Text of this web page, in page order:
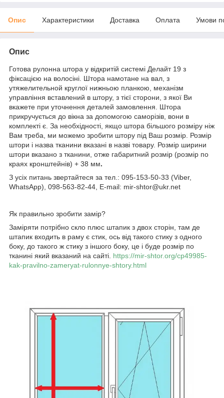
Опис Характеристики Доставка Оплата Умови
Опис
Готова рулонна штора у відкритій системі Делайт 19 з
фіксацією на волосіні. Штора намотане на вал, з
утяжелительной круглої нижньою планкою, механізм
управління вставлений в штору, з тієї сторони, з якої Ви
вкажете при уточнення деталей замовлення. Штора
прикручується до вікна за допомогою саморізів, вони в
комплекті є. За необхідності, якщо штора більшого розміру ніж
Вам треба, ми можемо зробити штору під Ваш розмір. Розмір
штори і назва тканини вказані в назві товару. Розмір ширини
штори вказано з тканини, отже габаритний розмір (розмір по
краях кронштейнів) + 38 мм.
З усіх питань звертайтеся за тел.: 095-153-50-33 (Viber,
WhatsApp), 098-563-82-44, E-mail: mir-shtor@ukr.net
Як правильно зробити замір?
Заміряти потрібно скло плюс штапик з двох сторін, там де
штапик входить в раму є стик, ось від такого стику з одного
боку, до такого ж стику з іншого боку, це і буде розмір по
тканині який вказаний на сайті. https://mir-shtor.org/cp49985-
kak-pravilno-zameryat-rulonnye-shtory.html